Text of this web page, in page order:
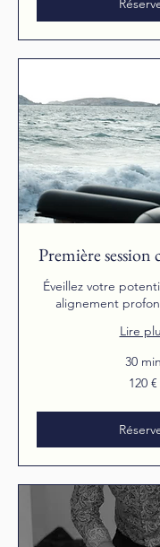
Première
Éveillez votre
alignement
Lire
30 min
120 €